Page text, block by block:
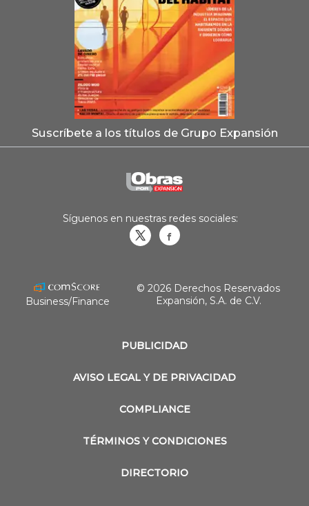
Suscríbete a los títulos de Grupo Expansión
PUBLICIDAD
AVISO LEGAL Y DE PRIVACIDAD
COMPLIANCE
TÉRMINOS Y CONDICIONES
DIRECTORIO
Síguenos en nuestras redes sociales:
Business/Finance
© 2026 Derechos Reservados
Expansión, S.A. de C.V.